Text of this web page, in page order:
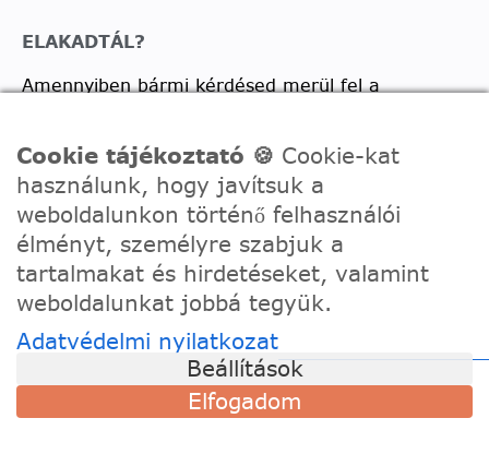
ELAKADTÁL?
Amennyiben bármi kérdésed merül fel a
Telefon:0630/2150557
Ügyfélszolgálati e-mail: hello@festede.hu
Egyedi képes számfestőkkel kapcsolatban:
egyedi@festede.hu
Csatlakozz 19.000 fősFacebook csoportunkhoz!
Cookie tájékoztató 🍪 Cookie-kat
használunk, hogy javítsuk a
weboldalunkon történő felhasználói
élményt, személyre szabjuk a
tartalmakat és hirdetéseket, valamint
weboldalunkat jobbá tegyük.
Adatvédelmi nyilatkozat
Beállítások
Elfogadom